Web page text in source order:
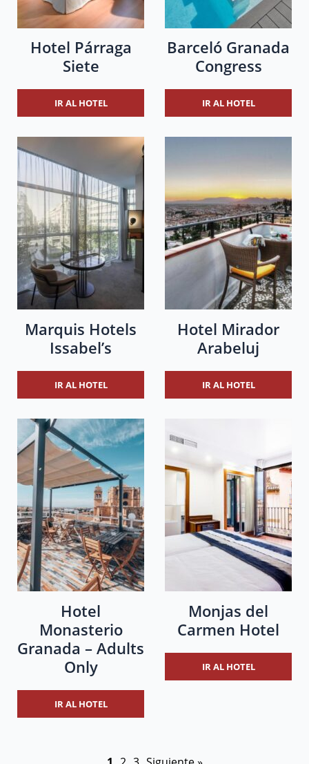
Hotel Párraga
Siete
IR AL HOTEL
Barceló Granada
Congress
IR AL HOTEL
Marquis Hotels
Issabel’s
IR AL HOTEL
Hotel Mirador
Arabeluj
IR AL HOTEL
Hotel
Monasterio
Granada – Adults
Only
IR AL HOTEL
Monjas del
Carmen Hotel
IR AL HOTEL